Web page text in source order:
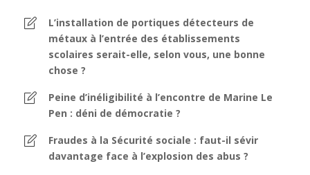
L’installation de portiques détecteurs de
métaux à l’entrée des établissements
scolaires serait-elle, selon vous, une bonne
chose ?
Peine d’inéligibilité à l’encontre de Marine Le
Pen : déni de démocratie ?
Fraudes à la Sécurité sociale : faut-il sévir
davantage face à l’explosion des abus ?